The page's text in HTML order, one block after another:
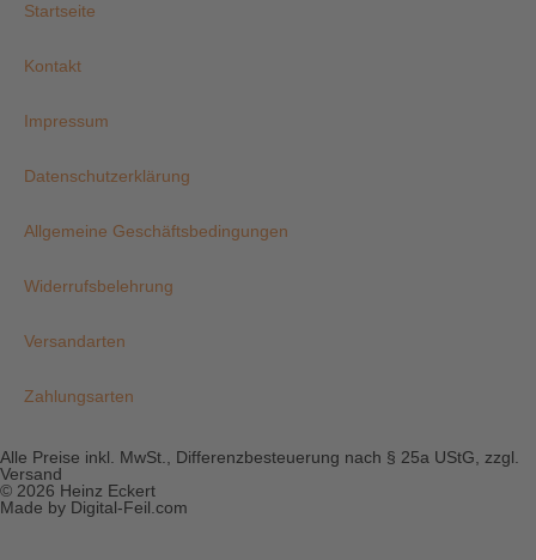
Startseite
Kontakt
Impressum
Datenschutzerklärung
Allgemeine Geschäftsbedingungen
Widerrufsbelehrung
Versandarten
Zahlungsarten
Alle Preise inkl. MwSt., Differenzbesteuerung nach § 25a UStG, zzgl.
Versand
© 2026 Heinz Eckert
Made by Digital-Feil.com